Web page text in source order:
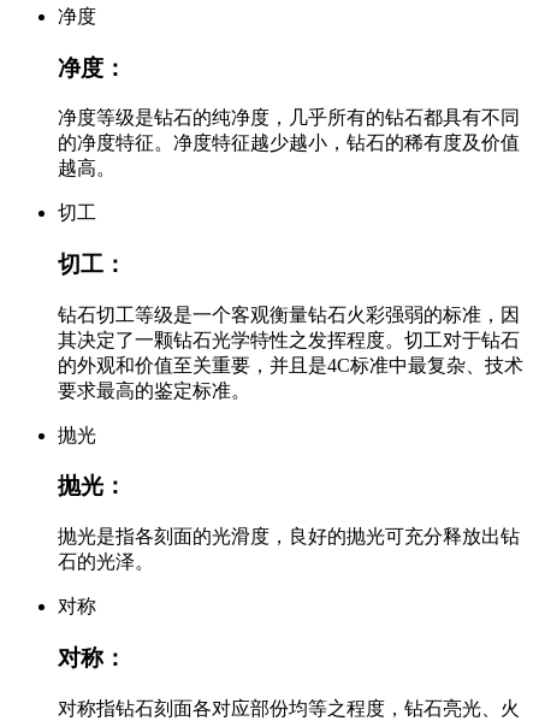
净度
净度：
净度等级是钻石的纯净度，几乎所有的钻石都具有不同
的净度特征。净度特征越少越小，钻石的稀有度及价值
越高。
切工
切工：
钻石切工等级是一个客观衡量钻石火彩强弱的标准，因
其决定了一颗钻石光学特性之发挥程度。切工对于钻石
的外观和价值至关重要，并且是4C标准中最复杂、技术
要求最高的鉴定标准。
抛光
抛光：
抛光是指各刻面的光滑度，良好的抛光可充分释放出钻
石的光泽。
对称
对称：
对称指钻石刻面各对应部份均等之程度，钻石亮光、火